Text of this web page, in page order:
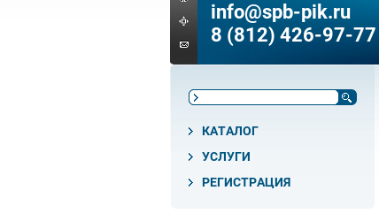
info@spb-pik.ru
8 (812) 426-97-77
КАТАЛОГ
УСЛУГИ
РЕГИСТРАЦИЯ